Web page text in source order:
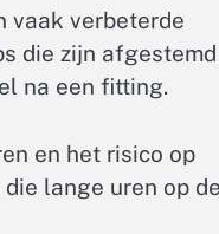
vaak verbeterde
die zijn afgestemd
na een fitting.
en het risico op
lange uren op